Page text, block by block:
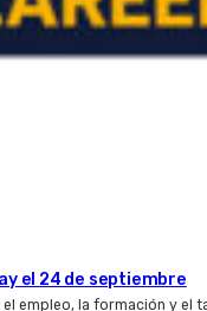
el 24 de septiembre
empleo, la formación y el